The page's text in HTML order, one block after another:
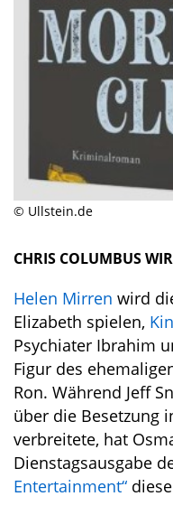
© Ullstein.de
CHRIS COLUMBUS
Helen Mirren wird
Elizabeth spielen,
Psychiater Ibrahim
Figur des
Ron. Während Jeff
über die Besetzung
verbreitete, hat
Dienstagsausgabe
Entertainment“